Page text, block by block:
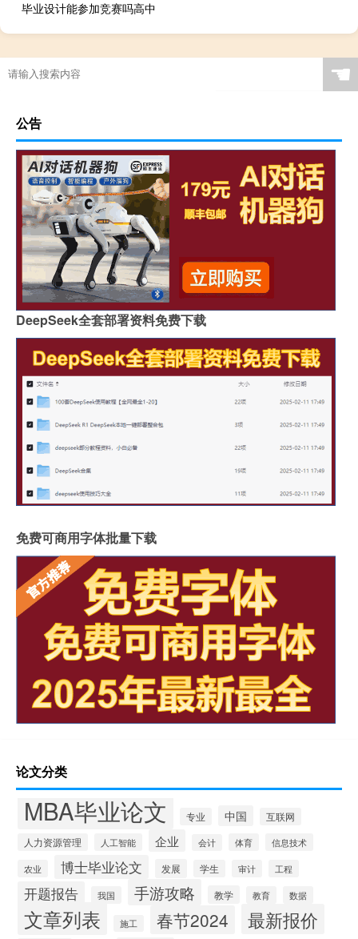
毕业设计能参加竞赛吗高中
☚
公告
DeepSeek全套部署资料免费下载
免费可商用字体批量下载
论文分类
MBA毕业论文 专业 中国
互联网
人力资源管理
人工智能 企业 会计 体育 信息技术
农业 博士毕业论文 发展 学生 审计 工程
开题报告 我国 手游攻略 教学 教育 数据
文章列表 施工 春节2024 最新报价